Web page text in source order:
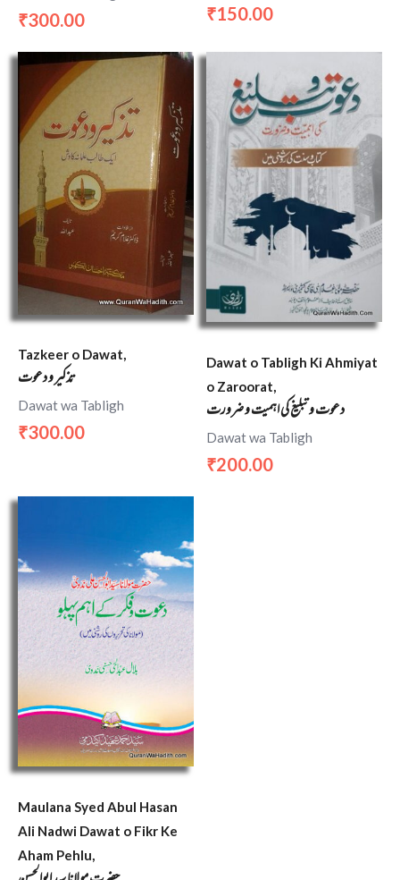
₹300.00 ₹150.00
Tazkeer o Dawat,
تذکیر و دعوت
Dawat wa Tabligh
₹300.00
Dawat o Tabligh Ki Ahmiyat
o Zaroorat,
دعوت و تبلیغ کی اہمیت و ضرورت
Dawat wa Tabligh
₹200.00
Maulana Syed Abul Hasan
Ali Nadwi Dawat o Fikr Ke
Aham Pehlu,